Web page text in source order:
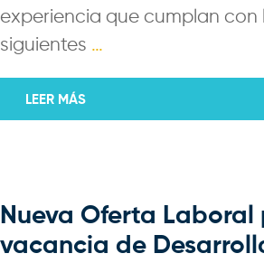
experiencia que cumplan con
siguientes …
LEER MÁS
Nueva Oferta Laboral
vacancia de